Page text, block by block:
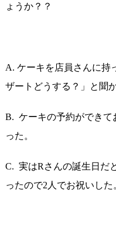
ょうか？？
A. ケーキを店員さんに持
ザートどうする？」と聞か
B. ケーキの予約ができて
った。
C. 実はRさんの誕生日だ
ったので2人でお祝いした